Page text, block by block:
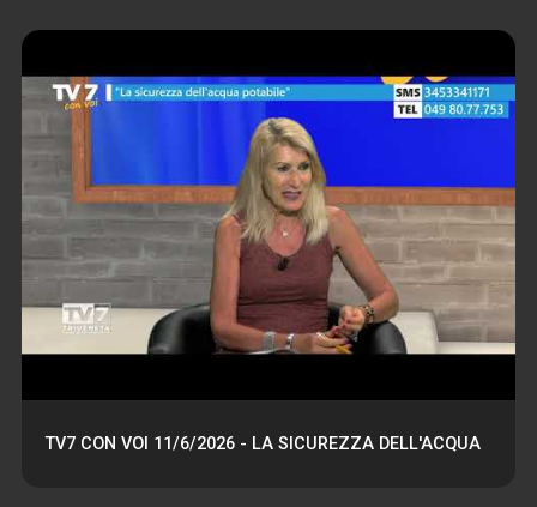
TV7 CON VOI 11/6/2026 - LA SICUREZZA DELL'ACQUA